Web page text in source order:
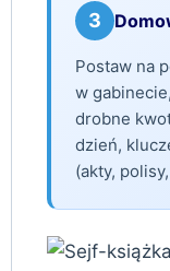
3
Postaw na
w
drobne
dzień,
(akty, polisy,